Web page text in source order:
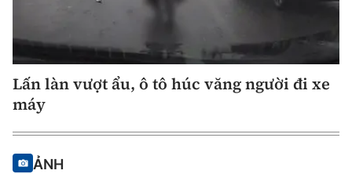
Lấn làn vượt ẩu, ô tô húc văng người đi xe
máy
ẢNH